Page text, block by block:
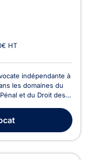
HT
indépendante à
les domaines du
et du Droit des
le traitement